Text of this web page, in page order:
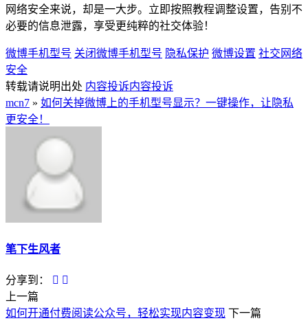
网络安全来说，却是一大步。立即按照教程调整设置，告别不
必要的信息泄露，享受更纯粹的社交体验！
微博手机型号 关闭微博手机型号 隐私保护 微博设置 社交网络
安全
转载请说明出处 内容投诉内容投诉
mcn7 » 如何关掉微博上的手机型号显示？一键操作，让隐私
更安全！
笔下生风者
分享到：
上一篇
如何开通付费阅读公众号，轻松实现内容变现 下一篇